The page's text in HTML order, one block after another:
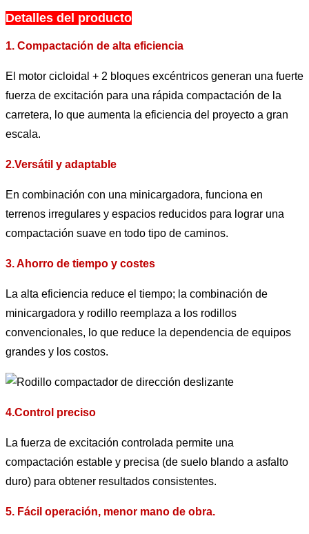
Detalles del producto
1. Compactación de alta eficiencia
El motor cicloidal + 2 bloques excéntricos generan una fuerte
fuerza de excitación para una rápida compactación de la
carretera, lo que aumenta la eficiencia del proyecto a gran
escala.
2.Versátil y adaptable
En combinación con una minicargadora, funciona en
terrenos irregulares y espacios reducidos para lograr una
compactación suave en todo tipo de caminos.
3. Ahorro de tiempo y costes
La alta eficiencia reduce el tiempo; la combinación de
minicargadora y rodillo reemplaza a los rodillos
convencionales, lo que reduce la dependencia de equipos
grandes y los costos.
4.Control preciso
La fuerza de excitación controlada permite una
compactación estable y precisa (de suelo blando a asfalto
duro) para obtener resultados consistentes.
5. Fácil operación, menor mano de obra.